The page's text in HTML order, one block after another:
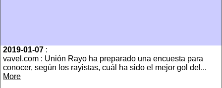
2019-01-07 :
vavel.com : Unión Rayo ha preparado una encuesta para
conocer, según los rayistas, cuál ha sido el mejor gol del...
More